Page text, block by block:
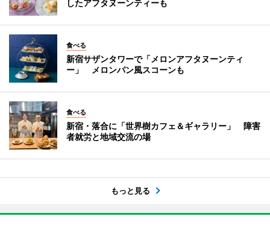
したアフタヌーンティーも
食べる
新宿サザンタワーで「メロンアフタヌーンティ
ー」 メロンパン風スコーンも
食べる
新宿・落合に「世界樹カフェ＆ギャラリー」 障害
者就労と地域交流の場
もっと見る